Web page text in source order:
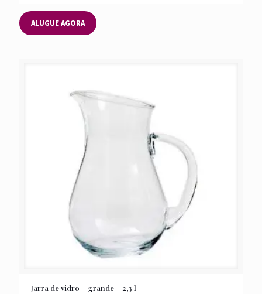
ALUGUE AGORA
Jarra de vidro – grande – 2,3 l